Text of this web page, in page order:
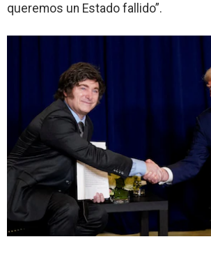
queremos un Estado fallido”.